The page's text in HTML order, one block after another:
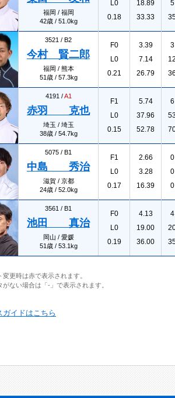
福岡 / 福岡
42歳 / 51.0kg
L0
0.18
18.89
33.33
3521 / B2
今村 賢二郎
福岡 / 熊本
51歳 / 57.3kg
F0
L0
0.21
3.39
7.14
26.79
4191 /A1
赤羽 克也
埼玉 / 埼玉
38歳 / 54.7kg
F1
L0
0.15
5.74
37.96
52.78
5075 / B1
中島 秀治
滋賀 / 京都
24歳 / 52.0kg
F1
L0
0.17
2.66
3.28
16.39
3561 / B1
池田 真治
岡山 / 愛媛
51歳 / 53.1kg
F0
L0
0.19
4.13
19.00
36.00
更時は赤で表示されます。
ない場合は「-」で表示されます。
ガイドはこちら